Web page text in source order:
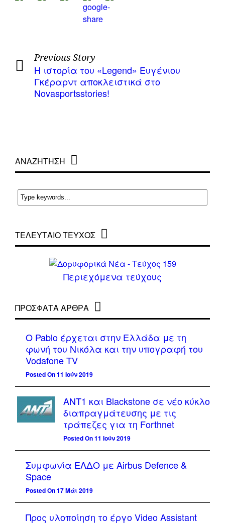
Previous Story
Η ιστορία του «Legend» Ευγένιου
Γκέραρντ αποκλειστικά στο
Novasportsstories!
ΑΝΑΖΗΤΗΣΗ
ΤΕΛΕΥΤΑΙΟ ΤΕΥΧΟΣ
Περιεχόμενα τεύχους
ΠΡΌΣΦΑΤΑ ΆΡΘΡΑ
Ο Pablo έρχεται στην Ελλάδα με τη
φωνή του Νικόλα και την υπογραφή του
Vodafone TV
Posted On 11 Ιούν 2019
ΑΝΤ1 και Blackstone σε νέο κύκλο
διαπραγμάτευσης με τις
τράπεζες για τη Forthnet
Posted On 11 Ιούν 2019
Συμφωνία ΕΛΔΟ με Airbus Defence &
Space
Posted On 17 Μάι 2019
Προς υλοποίηση το έργο Video Assistant